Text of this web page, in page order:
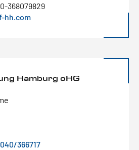
368079829
hh.com
Hamburg oHG
040/366717